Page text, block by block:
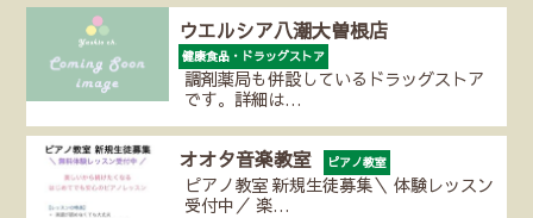
ウエルシア八潮大曽根店
健康食品・ドラッグストア
調剤薬局も併設しているドラッグストア
です。詳細は…
オオタ音楽教室 ピアノ教室
ピアノ教室 新規生徒募集＼ 体験レッスン
受付中／ 楽…